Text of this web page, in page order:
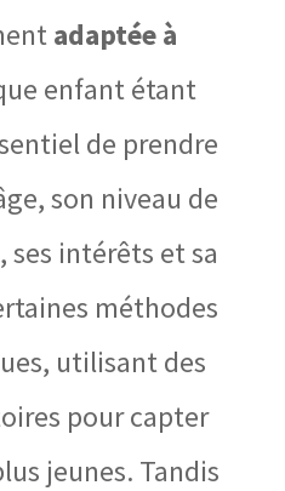
adaptée à
enfant étant
de prendre
son niveau de
intérêts et sa
méthodes
utilisant des
pour capter
jeunes. Tandis